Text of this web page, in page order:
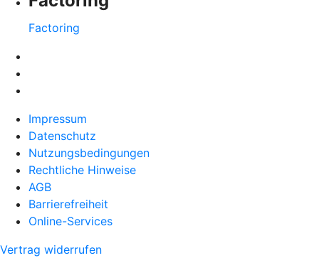
Factoring
Impressum
Datenschutz
Nutzungsbedingungen
Rechtliche Hinweise
AGB
Barrierefreiheit
Online-Services
Vertrag widerrufen